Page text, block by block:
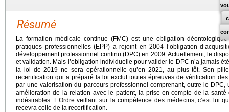
Résumé
La formation médicale continue (FMC) est une obligation
pratiques professionnelles (EPP) a rejoint en 2004 l’obligation
développement professionnel continu (DPC) en 2009. Actuellement, le
et validation. Mais l’obligation individuelle pour valider le DPC n’a jamais
la loi de 2019 ne sera opérationnelle qu’en 2021, au plus tôt. Son
recertification qui a préparé la loi exclut toutes épreuves de vérification
par une valorisation du parcours professionnel comprenant, outre le
amélioration de la relation avec le patient, la prise en compte de la santé
indésirables. L’Ordre veillant sur la compétence des médecins, c’est lui
recevra celle de la recertification.